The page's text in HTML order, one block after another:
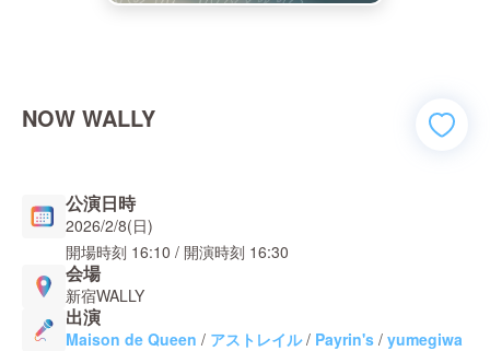
NOW WALLY
公演日時
2026/2/8(日)
開場時刻 16:10 / 開演時刻 16:30
会場
新宿WALLY
出演
Maison de Queen / アストレイル/ Payrin's / yumegiwa